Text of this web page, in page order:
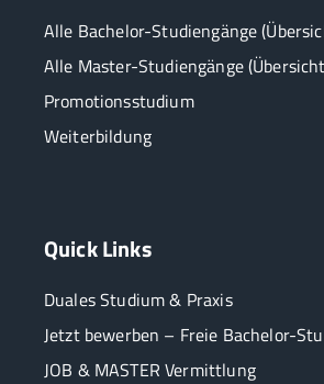
Alle Bachelor-Studiengänge
Alle Master-Studiengänge
Promotionsstudium
Weiterbildung
Quick Links
Duales Studium & Praxis
Jetzt bewerben – Freie Bachelor-
JOB & MASTER Vermittlung